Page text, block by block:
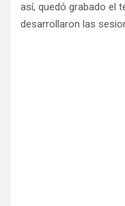
así, quedó grabado el
desarrollaron las